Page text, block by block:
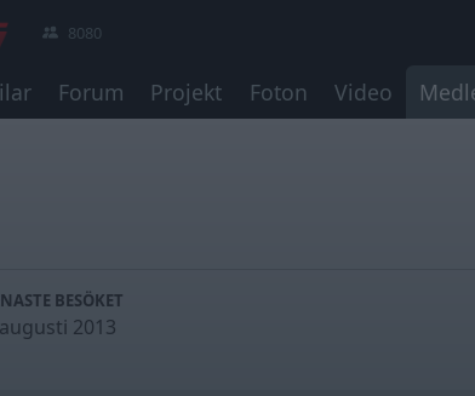
8080
Forum Projekt Foton Video
BESÖKET
2013